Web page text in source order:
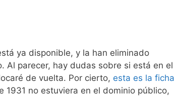
ya disponible, y la han eliminado
Al parecer, hay dudas sobre si está en el
de vuelta. Por cierto, esta es la ficha
1931 no estuviera en el dominio público,